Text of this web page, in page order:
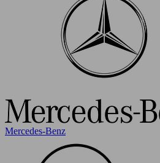
Mercedes-Benz